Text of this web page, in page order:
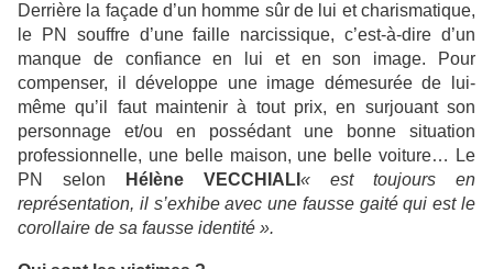
Derrière la façade d’un homme sûr de lui et charismatique,
le PN souffre d’une faille narcissique, c’est-à-dire d’un
manque de confiance en lui et en son image. Pour
compenser, il développe une image démesurée de lui-
même qu’il faut maintenir à tout prix, en surjouant son
personnage et/ou en possédant une bonne situation
professionnelle, une belle maison, une belle voiture… Le
PN selon
Hélène VECCHIALI « est toujours en
représentation, il s’exhibe avec une fausse gaité qui est le
corollaire de sa fausse identité ».